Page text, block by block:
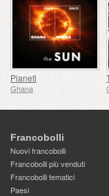
Pianeti
Ghana
Francobolli
Nuovi francobolli
Francobolli più venduti
Francobolli tematici
Paesi